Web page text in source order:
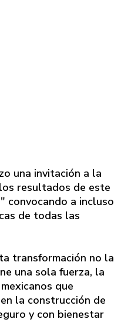
una invitación a la
resultados de este
convocando a incluso
de todas las
transformación no la
una sola fuerza, la
que
la construcción de
y con bienestar